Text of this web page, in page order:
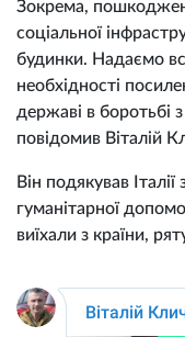
Зокрема,
соціальної
будинки. Надаємо
необхідності
державі в боротьбі
повідомив Віталій
Він подякував
гуманітарної
виїхали з країни,